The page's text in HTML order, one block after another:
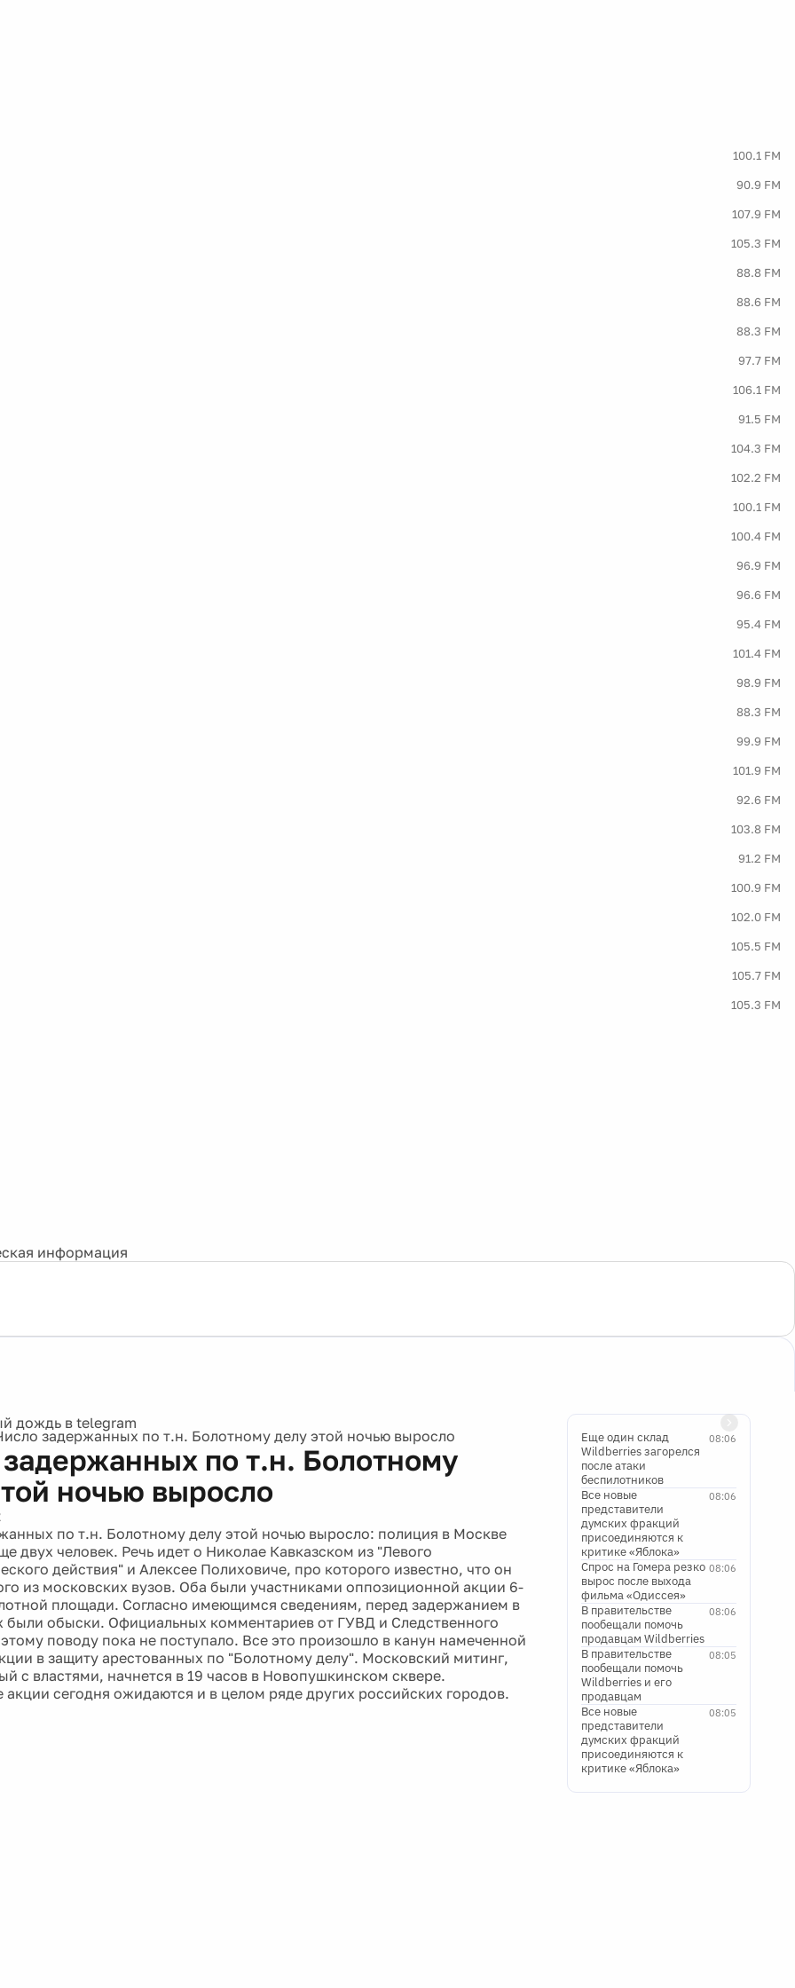
100.1 FM
90.9 FM
107.9 FM
105.3 FM
88.8 FM
88.6 FM
88.3 FM
97.7 FM
106.1 FM
91.5 FM
104.3 FM
102.2 FM
100.1 FM
100.4 FM
96.9 FM
96.6 FM
95.4 FM
101.4 FM
98.9 FM
88.3 FM
99.9 FM
101.9 FM
92.6 FM
103.8 FM
91.2 FM
100.9 FM
102.0 FM
105.5 FM
105.7 FM
105.3 FM
информация
задержанных по т.н. Болотному делу этой ночью выросло
по т.н. Болотному
ночью выросло
по т.н. Болотному делу этой ночью выросло: полиция в Москве
двух человек. Речь идет о Николае Кавказском из "Левого
действия" и Алексее Полиховиче, про которого известно, что он
из московских вузов. Оба были участниками оппозиционной акции 6-
площади. Согласно имеющимся сведениям, перед задержанием в
были обыски. Официальных комментариев от ГУВД и Следственного
поводу пока не поступало. Все это произошло в канун намеченной
в защиту арестованных по "Болотному делу". Московский митинг,
с властями, начнется в 19 часов в Новопушкинском сквере.
акции сегодня ожидаются и в целом ряде других российских городов.
08:06
Еще один склад
Wildberries загорелся
после атаки
беспилотников
08:06
Все новые
представители
думских фракций
присоединяются к
критике «Яблока»
08:06
Спрос на Гомера резко
вырос после выхода
фильма «Одиссея»
08:06
В правительстве
пообещали помочь
продавцам Wildberries
08:05
В правительстве
пообещали помочь
Wildberries и его
продавцам
08:05
Все новые
представители
думских фракций
присоединяются к
критике «Яблока»